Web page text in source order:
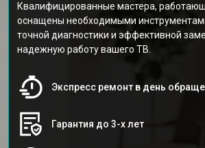
Квалифицированные мастера,
оснащены необходимыми
точной диагностики и эффективной
надежную работу вашего ТВ.
Экспресс ремонт в день
Гарантия до 3-х лет